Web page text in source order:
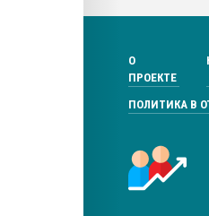
О
ПРОЕКТЕ
ПОЛИТИКА В